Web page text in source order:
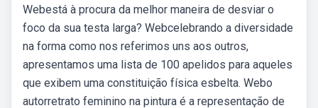
Webestá à procura da melhor maneira de desviar o
foco da sua testa larga? Webcelebrando a diversidade
na forma como nos referimos uns aos outros,
apresentamos uma lista de 100 apelidos para aqueles
que exibem uma constituição física esbelta. Webo
autorretrato feminino na pintura é a representação de